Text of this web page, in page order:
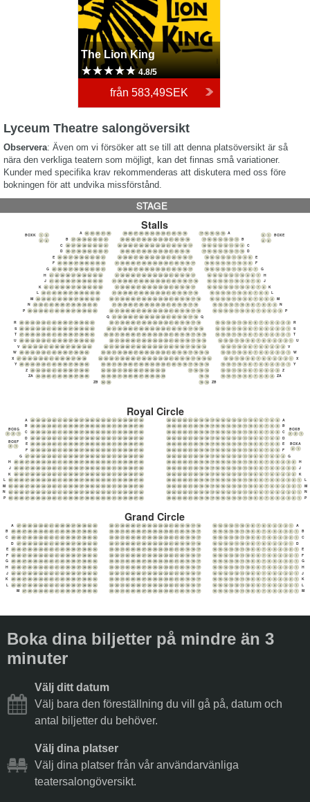
The Lion King
4.8/5
från 583,49SEK
Lyceum Theatre salongöversikt
Observera: Även om vi försöker att se till att denna platsöversikt är så
nära den verkliga teatern som möjligt, kan det finnas små variationer.
Kunder med specifika krav rekommenderas att diskutera med oss före
bokningen för att undvika missförstånd.
STAGE
Stalls
13
14
15
16
17
18
19
20
21
22
23
24
25
26
27
28
29
30
31
32
33
34
A A
11
12
13
14
15
16
17
18
19
20
21
22
23
24
25
26
27
28
29
30
31
32
33
34
35
36
37
B B
9
10
11
12
13
14
15
16
17
18
19
20
21
22
23
24
25
26
27
28
29
30
31
32
33
34
35
36
37
38
C C
10
11
12
13
14
15
16
17
18
19
20
21
22
23
24
25
26
27
28
29
30
31
32
33
34
35
36
37
38
D D
8
9
10
11
12
13
14
15
16
17
18
19
20
21
22
23
24
25
26
27
28
29
30
31
32
33
34
35
36
37
38
39
E E
8
9
10
11
12
13
14
15
16
17
18
19
20
21
22
23
24
25
26
27
28
29
30
31
32
33
34
35
36
37
38
39
40
F F
7
8
9
10
11
12
13
14
15
16
17
18
19
20
21
22
23
24
25
26
27
28
29
30
31
32
33
34
35
36
37
38
39
40
G G
7
8
9
10
11
12
13
14
15
16
17
18
19
20
21
22
23
24
25
26
27
28
29
30
31
32
33
34
35
36
37
38
39
40
41
H H
6
7
8
9
10
11
12
13
14
15
16
17
18
19
20
21
22
23
24
25
26
27
28
29
30
31
32
33
34
35
36
37
38
39
40
41
J J
6
7
8
9
10
11
12
13
14
15
16
17
18
19
20
21
22
23
24
25
26
27
28
29
30
31
32
33
34
35
36
37
38
39
40
41
42
K K
5
6
7
8
9
10
11
12
13
14
15
16
17
18
19
20
21
22
23
24
25
26
27
28
29
30
31
32
33
34
35
36
37
38
39
40
41
42
L L
4
5
6
7
8
9
10
11
12
13
14
15
16
17
18
19
20
21
22
23
24
25
26
27
28
29
30
31
32
33
34
35
36
37
38
39
40
41
42
43
44
M M
4
5
6
7
8
9
10
11
12
13
14
15
16
17
18
19
20
21
22
23
24
25
26
27
28
29
30
31
32
33
34
35
36
37
38
39
40
41
42
43
N N
3
4
5
6
7
8
9
10
11
12
13
14
15
16
17
18
19
20
21
22
23
24
25
26
27
28
29
30
31
32
33
34
35
36
37
38
39
40
41
42
43
44
45
P P
16
17
18
19
20
21
22
23
24
25
26
27
28
29
30
31
Q Q
2
3
4
5
6
7
8
9
10
11
12
13
14
15
16
17
18
19
20
21
22
23
24
25
26
27
28
29
30
31
32
33
34
35
36
37
38
39
40
41
42
43
44
45
46
R R
1
2
3
4
5
6
7
8
9
10
11
12
13
14
15
16
17
18
19
20
21
22
23
24
25
26
27
28
29
30
31
32
33
34
35
36
37
38
39
40
41
42
43
44
45
46
S S
1
2
3
4
5
6
7
8
9
10
11
12
13
14
15
16
17
18
19
20
21
22
23
24
25
26
27
28
29
30
31
32
33
34
35
36
37
38
39
40
41
42
43
44
45
46
47
T T
1
2
3
4
5
6
7
8
9
10
11
12
13
14
15
16
17
18
19
20
21
22
23
24
25
26
27
28
29
30
31
32
33
34
35
36
37
38
39
40
41
42
43
44
45
46
U U
2
3
4
5
6
7
8
9
10
11
12
13
14
15
16
17
18
19
20
21
22
23
24
25
26
27
28
29
30
31
32
33
34
35
36
37
38
39
40
41
42
43
44
45
V V
1
2
3
4
5
6
7
8
9
10
11
12
13
14
15
16
17
18
19
20
21
22
23
24
25
26
27
28
29
30
31
32
33
34
35
36
37
38
39
40
41
42
43
44
45
46
W W
1
2
3
4
5
6
7
8
9
10
11
12
13
14
15
16
17
18
19
20
21
22
23
24
25
26
27
28
29
30
31
32
33
34
35
36
37
38
39
40
41
42
43
44
45
46
47
X X
1
2
3
4
5
6
7
8
9
10
11
12
13
14
15
16
17
18
19
20
21
22
23
24
25
26
27
28
29
30
31
32
33
34
35
36
37
38
39
40
41
42
43
44
45
46
Y Y
3
4
5
6
7
8
9
10
11
12
13
14
15
16
17
23
24
25
26
27
28
29
30
31
32
33
34
35
36
37
38
39
40
41
42
43
44
45
Z Z
4
5
6
7
8
9
10
11
12
13
14
15
23
24
25
26
27
28
29
30
31
32
33
34
35
36
37
38
39
40
41
42
43
44
ZA ZA
14
15
33
34
ZB ZB
Royal Circle
5
6
7
8
9
10
11
12
13
14
15
16
17
18
19
20
21
22
23
24
25
26
27
28
29
30
31
32
33
34
35
36
37
38
39
40
41
42
43
44
45
46
A A
5
6
7
8
9
10
11
12
13
14
15
16
17
18
19
20
21
22
23
24
25
26
27
28
29
30
31
32
33
34
35
36
37
38
39
40
41
42
43
44
45
46
B B
5
6
7
8
9
10
11
12
13
14
15
16
17
18
19
20
21
22
23
24
25
26
27
28
29
30
31
32
33
34
35
36
37
38
39
40
41
42
43
44
45
46
C C
5
6
7
8
9
10
11
12
13
14
15
16
17
18
19
20
21
22
23
24
25
26
27
28
29
30
31
32
33
34
35
36
37
38
39
40
41
42
43
44
45
46
D D
5
6
7
8
9
10
11
12
13
14
15
16
17
18
19
20
21
22
23
24
25
26
27
28
29
30
31
32
33
34
35
36
37
38
39
40
41
42
43
44
45
46
E E
5
6
7
8
9
10
11
12
13
14
15
16
17
18
19
20
21
22
23
24
25
26
27
28
29
30
31
32
33
34
35
36
37
38
39
40
41
42
43
44
45
46
F F
4
5
6
7
8
9
10
11
12
13
14
15
16
17
18
19
20
21
22
23
24
25
26
27
28
29
30
31
32
33
34
35
36
37
38
39
40
41
42
43
44
45
46
47
G G
2
3
4
5
6
7
8
9
10
11
12
13
14
15
16
17
18
19
20
21
22
23
24
25
26
27
28
29
30
31
32
33
34
35
36
37
38
39
40
41
42
43
44
45
46
47
48
49
H H
2
3
4
5
6
7
8
9
10
11
12
13
14
15
16
17
18
19
20
21
22
23
24
25
26
27
28
29
30
31
32
33
34
35
36
37
38
39
40
41
42
43
44
45
46
47
48
49
J J
2
3
4
5
6
7
8
9
10
11
12
13
14
15
16
17
18
19
20
21
22
23
24
25
26
27
28
29
30
31
32
33
34
35
36
37
38
39
40
41
42
43
44
45
46
47
48
49
K K
1
2
3
4
5
6
7
8
9
10
11
12
13
14
15
16
17
18
19
20
21
22
23
24
25
26
27
28
29
30
31
32
33
34
35
36
37
38
39
40
41
42
43
44
45
46
47
48
49
50
L L
1
2
3
4
5
6
7
8
9
10
11
12
13
14
15
16
17
18
19
20
21
22
23
24
25
26
27
28
29
30
31
32
33
34
35
36
37
38
39
40
41
42
43
44
45
46
47
48
49
50
M M
1
2
3
4
5
6
7
8
9
10
11
12
13
14
15
16
17
18
19
20
21
22
23
24
25
26
27
28
29
30
31
32
33
34
35
36
37
38
39
40
41
42
43
44
45
46
47
48
49
50
N N
1
2
3
4
5
6
7
8
9
10
11
12
13
14
15
16
17
18
19
20
21
22
23
24
25
26
27
28
29
30
31
32
33
34
35
36
37
38
39
40
41
42
43
44
45
46
47
48
49
50
P P
Grand Circle
1
2
3
4
5
6
7
8
9
10
11
12
13
14
15
16
17
18
19
20
21
22
23
24
25
26
27
28
29
30
31
32
33
34
35
36
37
38
39
40
41
42
43
44
45
46
47
A A
1
2
3
4
5
6
7
8
9
10
11
12
13
14
15
16
17
18
19
20
21
22
23
24
25
26
27
28
29
30
31
32
33
34
35
36
37
38
39
40
41
42
43
44
45
46
47
48
49
B B
1
2
3
4
5
6
7
8
9
10
11
12
13
14
15
16
17
18
19
20
21
22
23
24
25
26
27
28
29
30
31
32
33
34
35
36
37
38
39
40
41
42
43
44
45
46
47
48
49
C C
1
2
3
4
5
6
7
8
9
10
11
12
13
14
15
16
17
18
19
20
21
22
23
24
25
26
27
28
29
30
31
32
33
34
35
36
37
38
39
40
41
42
43
44
45
46
47
D D
1
2
3
4
5
6
7
8
9
10
11
12
13
14
15
16
17
18
19
20
21
22
23
24
25
26
27
28
29
30
31
32
33
34
35
36
37
38
39
40
41
42
43
44
45
46
47
48
49
E E
1
2
3
4
5
6
7
8
9
10
11
12
13
14
15
16
17
18
19
20
21
22
23
24
25
26
27
28
29
30
31
32
33
34
35
36
37
38
39
40
41
42
43
44
45
46
47
48
49
F F
1
2
3
4
5
6
7
8
9
10
11
12
13
14
15
16
17
18
19
20
21
22
23
24
25
26
27
28
29
30
31
32
33
34
35
36
37
38
39
40
41
42
43
44
45
46
47
48
49
G G
1
2
3
4
5
6
7
8
9
10
11
12
13
14
15
16
17
18
19
20
21
22
23
24
25
26
27
28
29
30
31
32
33
34
35
36
37
38
39
40
41
42
43
44
45
46
47
48
49
H H
1
2
3
4
5
6
7
8
9
10
11
12
13
14
15
16
17
18
19
20
21
22
23
24
25
26
27
28
29
30
31
32
33
34
35
36
37
38
39
40
41
42
43
44
45
46
47
48
49
J J
1
2
3
4
5
6
7
8
9
10
11
12
13
14
15
16
17
18
19
20
21
22
23
24
25
26
27
28
29
30
31
32
33
34
35
36
37
38
39
40
41
42
43
44
45
46
47
48
49
K K
1
2
3
4
5
6
7
8
9
10
11
12
13
14
15
16
17
18
19
20
21
22
23
24
25
26
27
28
29
30
31
32
33
34
35
36
37
38
39
40
41
42
43
44
45
46
47
48
49
L L
1
2
3
4
5
6
7
8
9
10
11
12
13
14
15
16
17
18
19
20
21
22
23
24
25
26
27
28
29
30
31
32
33
34
35
36
37
38
39
40
41
42
43
44
45
46
47
M M
1
2
3
4
BOX K
1
2
3
4
BOX E
1
2
3
BOX G
1
2
3
BOX B
1
2
BOX F
1
2
BOX A
Boka dina biljetter på mindre än 3
minuter
Välj ditt datum
Välj bara den föreställning du vill gå på, datum och
antal biljetter du behöver.
Välj dina platser
Välj dina platser från vår användarvänliga
teatersalongöversikt.